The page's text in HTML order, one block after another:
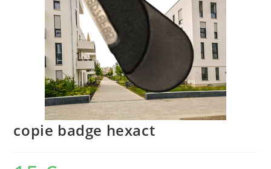
copie badge hexact